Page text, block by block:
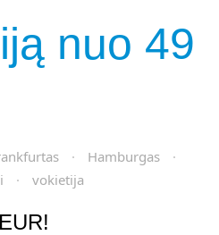
nuo 49
· Hamburgas
·
· vokietija